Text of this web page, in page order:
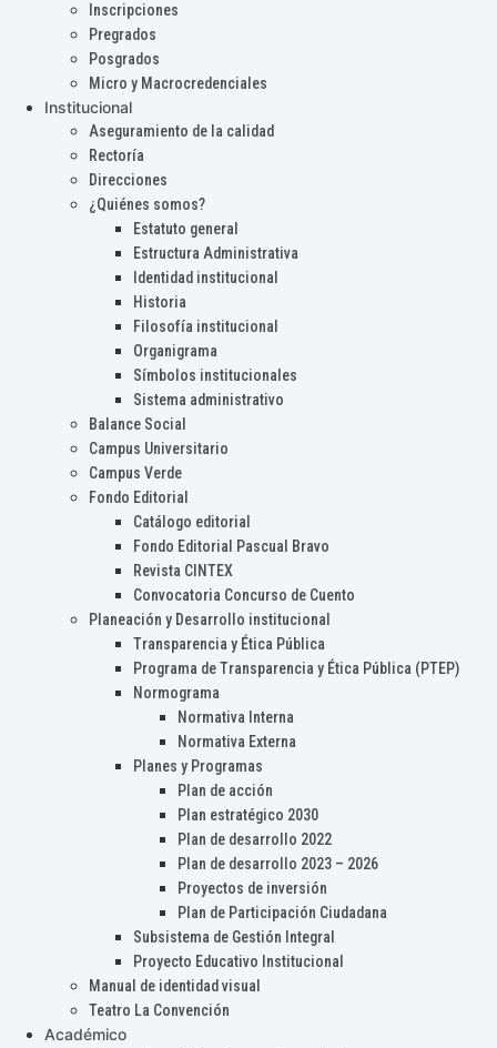
Inscripciones
Pregrados
Posgrados
Micro y Macrocredenciales
Institucional
Aseguramiento de la calidad
Rectoría
Direcciones
¿Quiénes somos?
Estatuto general
Estructura Administrativa
Identidad institucional
Historia
Filosofía institucional
Organigrama
Símbolos institucionales
Sistema administrativo
Balance Social
Campus Universitario
Campus Verde
Fondo Editorial
Catálogo editorial
Fondo Editorial Pascual Bravo
Revista CINTEX
Convocatoria Concurso de Cuento
Planeación y Desarrollo institucional
Transparencia y Ética Pública
Programa de Transparencia y Ética Pública (PTEP)
Normograma
Normativa Interna
Normativa Externa
Planes y Programas
Plan de acción
Plan estratégico 2030
Plan de desarrollo 2022
Plan de desarrollo 2023 – 2026
Proyectos de inversión
Plan de Participación Ciudadana
Subsistema de Gestión Integral
Proyecto Educativo Institucional
Manual de identidad visual
Teatro La Convención
Académico